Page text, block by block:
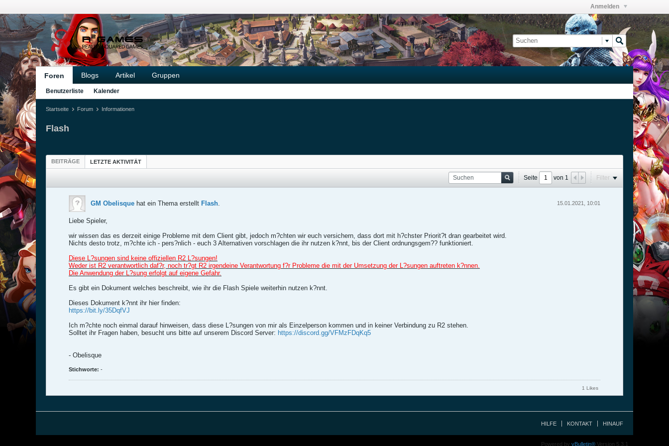
Anmelden
Foren Blogs Artikel Gruppen
Benutzerliste Kalender
Startseite Forum Informationen
Flash
BEITRÄGE LETZTE AKTIVITÄT
Seite von 1 Filter
GM Obelisque hat ein Thema erstellt Flash. 15.01.2021, 10:01
Liebe Spieler,
wir wissen das es derzeit einige Probleme mit dem Client gibt, jedoch m?chten wir euch versichern, dass dort mit h?chster Priorit?t dran gearbeitet wird.
Nichts desto trotz, m?chte ich - pers?nlich - euch 3 Alternativen vorschlagen die ihr nutzen k?nnt, bis der Client ordnungsgem?? funktioniert.
Diese L?sungen sind keine offiziellen R2 L?sungen!
Weder ist R2 verantwortlich daf?r, noch tr?gt R2 irgendeine Verantwortung f?r Probleme die mit der Umsetzung der L?sungen auftreten k?nnen.
Die Anwendung der L?sung erfolgt auf eigene Gefahr.
Es gibt ein Dokument welches beschreibt, wie ihr die Flash Spiele weiterhin nutzen k?nnt.
Dieses Dokument k?nnt ihr hier finden:
https://bit.ly/35DqfVJ
Ich m?chte noch einmal darauf hinweisen, dass diese L?sungen von mir als Einzelperson kommen und in keiner Verbindung zu R2 stehen.
Solltet ihr Fragen haben, besucht uns bitte auf unserem Discord Server: https://discord.gg/VFMzFDqKq5
- Obelisque
Stichworte: -
1 Likes
HILFE KONTAKT HINAUF
Powered by vBulletin® Version 5.3.1